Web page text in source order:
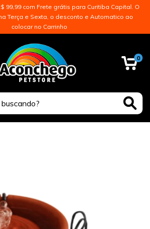
99,99 com Frete grátis para Curitiba Capital. O
Terça e Sexta, o desconto e Automatico ao
colocar no Carrinho
0